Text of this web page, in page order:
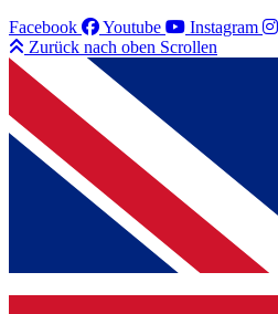
Facebook
Youtube Instagram
Zurück nach oben Scrollen